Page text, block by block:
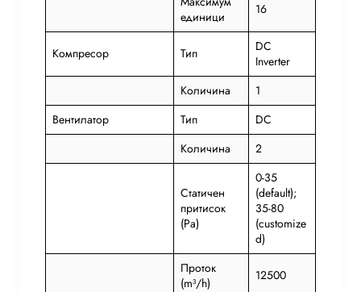
единици
16
Компресор Тип
DC
Inverter
Количина
1
Вентилатор
Тип
DC
Количина
2
Статичен
притисок
(Pa)
0-35
(default);
35-80
(customize
d)
Проток
(m³/h)
12500